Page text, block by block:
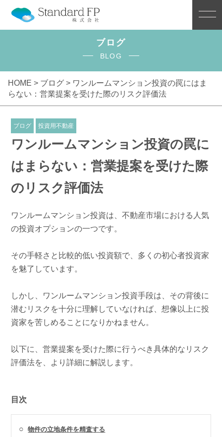
ブログ
BLOG
HOME > ブログ > ワンルームマンション投資の罠にはま
らない：営業提案を受けた際のリスク評価法
ブログ 投資用不動産
ワンルームマンション投資の罠に
はまらない：営業提案を受けた際
のリスク評価法
ワンルームマンション投資は、不動産市場における人気
の投資オプションの一つです。
その手軽さと比較的低い投資額で、多くの初心者投資家
を魅了しています。
しかし、ワンルームマンション投資手段は、その背後に
潜むリスクを十分に理解していなければ、想像以上に投
資家を苦しめることになりかねません。
以下に、営業提案を受けた際に行うべき具体的なリスク
評価法を、より詳細に解説します。
目次
○物件の立地条件を精査する